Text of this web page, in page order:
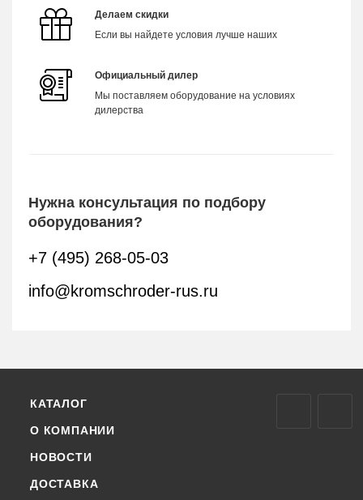
Делаем скидки
Если вы найдете условия лучше наших
Официальный дилер
Мы поставляем оборудование на условиях
дилерства
Нужна консультация по подбору
оборудования?
+7 (495) 268-05-03
info@kromschroder-rus.ru
КАТАЛОГ
О КОМПАНИИ
НОВОСТИ
ДОСТАВКА